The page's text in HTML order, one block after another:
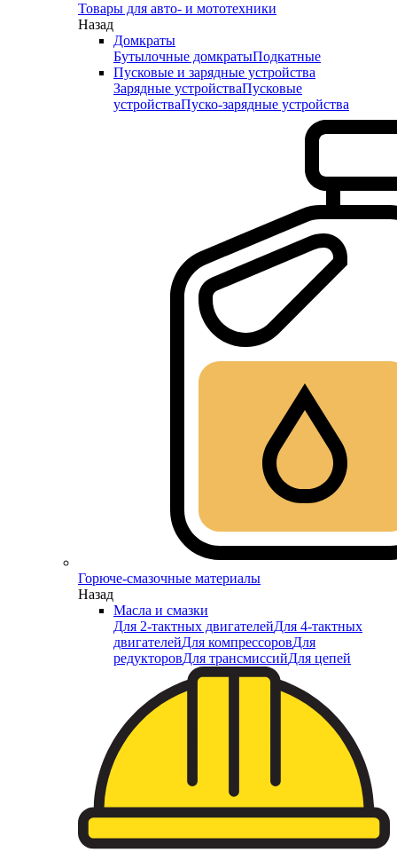
Товары для авто- и мототехники
Назад
Домкраты
Бутылочные домкратыПодкатные
Пусковые и зарядные устройства
Зарядные устройстваПусковые
устройстваПуско-зарядные устройства
Горюче-смазочные материалы
Назад
Масла и смазки
Для 2-тактных двигателейДля 4-тактных
двигателейДля компрессоровДля
редукторовДля трансмиссийДля цепей